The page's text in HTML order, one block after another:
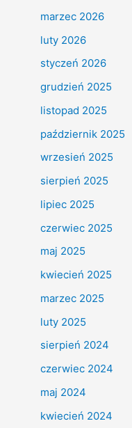
marzec 2026
luty 2026
styczeń 2026
grudzień 2025
listopad 2025
październik 2025
wrzesień 2025
sierpień 2025
lipiec 2025
czerwiec 2025
maj 2025
kwiecień 2025
marzec 2025
luty 2025
sierpień 2024
czerwiec 2024
maj 2024
kwiecień 2024